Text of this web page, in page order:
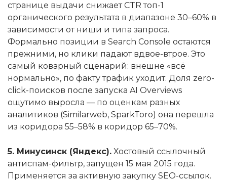
странице выдачи снижает CTR топ-1
органического результата в диапазоне 30–60% в
зависимости от ниши и типа запроса.
Формально позиции в Search Console остаются
прежними, но клики падают вдвое-втрое. Это
самый коварный сценарий: внешне «всё
нормально», по факту трафик уходит. Доля zero-
click-поисков после запуска AI Overviews
ощутимо выросла — по оценкам разных
аналитиков (Similarweb, SparkToro) она перешла
из коридора 55–58% в коридор 65–70%.
5. Минусинск (Яндекс). Хостовый ссылочный
антиспам-фильтр, запущен 15 мая 2015 года.
Применяется за активную закупку SEO-ссылок.